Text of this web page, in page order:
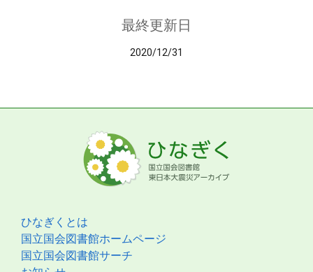
最終更新日
2020/12/31
ひなぎくとは
国立国会図書館ホームページ
国立国会図書館サーチ